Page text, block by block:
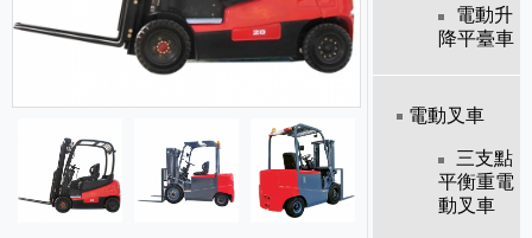
電動升
降平臺車
電動叉車
三支點
平衡重電
動叉車